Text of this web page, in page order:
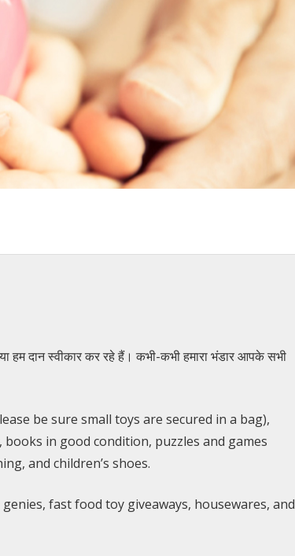
हम दान स्वीकार कर रहे हैं। कभी-कभी हमारा भंडार आपके सभी
be sure small toys are secured in a bag),
in good condition, puzzles and games
and children’s shoes.
fast food toy giveaways, housewares, and